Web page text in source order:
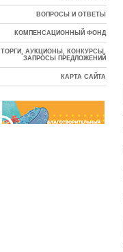
ВОПРОСЫ И ОТВЕТЫ
КОМПЕНСАЦИОННЫЙ ФОНД
ТОРГИ, АУКЦИОНЫ, КОНКУРСЫ,
ЗАПРОСЫ ПРЕДЛОЖЕНИЙ
КАРТА САЙТА